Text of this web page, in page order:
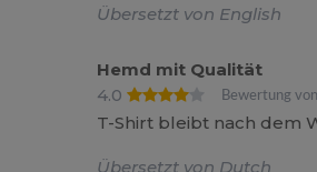
Übersetzt von English
Hemd mit Qualität
4.0
Bewertung
T-Shirt bleibt nach dem
Übersetzt von Dutch